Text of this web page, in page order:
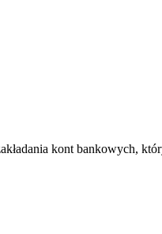
kont bankowych,